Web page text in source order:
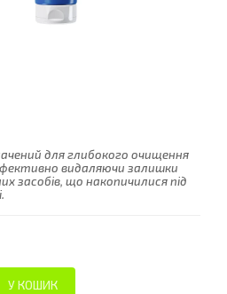
для глибокого очищення
видаляючи залишки
засобів, що накопичилися під